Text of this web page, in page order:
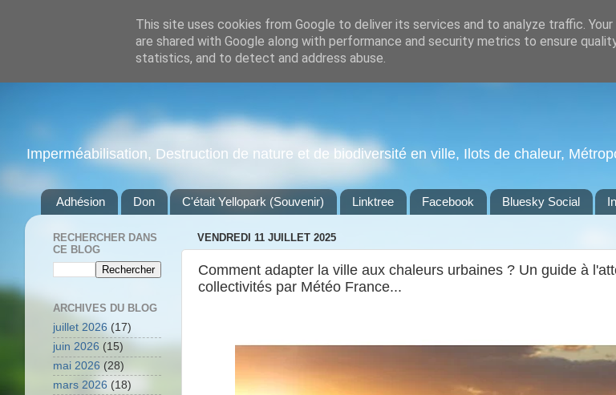
Imperméabilisation, Destruction de nature et de biodiversité en ville, Ilots de chaleur,
Adhésion Don C'était Yellopark (Souvenir) Linktree Facebook Bluesky Social
VENDREDI 11 JUILLET 2025
Comment adapter la ville aux chaleurs urbaines ? Un guide à
collectivités par Météo France...
RECHERCHER DANS
CE BLOG
ARCHIVES DU BLOG
juillet 2026 (17)
juin 2026 (15)
mai 2026 (28)
mars 2026 (18)
This site uses cookies from Google to deliver its services and to analyze traffic.
are shared with Google along with performance and security metrics to ensure
statistics, and to detect and address abuse.